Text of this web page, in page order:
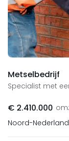
Metselbedrijf
Specialist met
€ 2.410.000
Noord-Nederland